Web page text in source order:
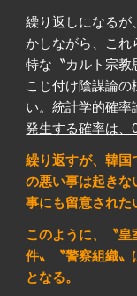
繰り返しになるが
かしながら、これ
特な〝カルト宗教
こじ付け陰謀論
い。統計学的確率
発生する確率は、
繰り返すが、韓国
の悪い事は起きな
事にも留意された
このように、〝
件〟〝警察組織〟
となる。